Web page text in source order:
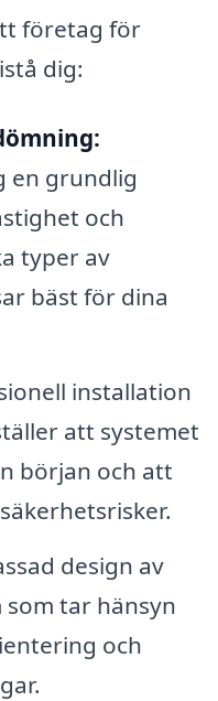
företag för
dig:
en grundlig
och
typer av
bäst för dina
installation
att systemet
början och att
design av
tar hänsyn
och